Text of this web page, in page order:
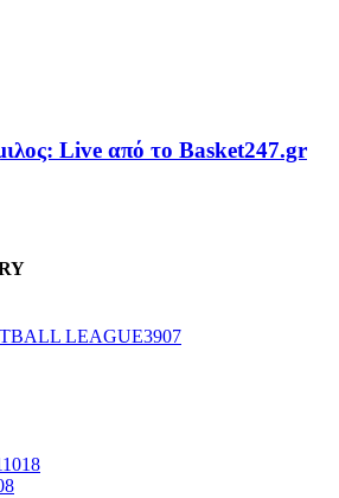
Live από το Basket247.gr
LEAGUE3907
1018